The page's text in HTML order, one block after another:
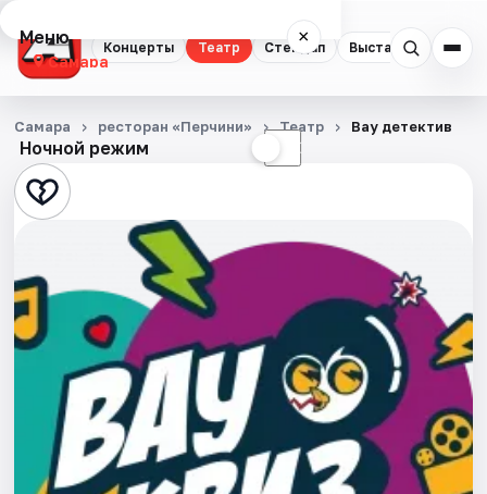
Концерты Театр Стендап Выставки
Меню ×
Самара
Концерты
Театр
Стендап
Квесты
Экскурсии
Спорт
События
Ночной режим ☾
Самара ресторан «Перчини» Театр Вау детектив